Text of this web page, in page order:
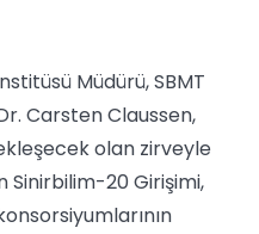
Müdürü, SBMT
Carsten Claussen,
olan zirveyle
Sinirbilim-20 Girişimi,